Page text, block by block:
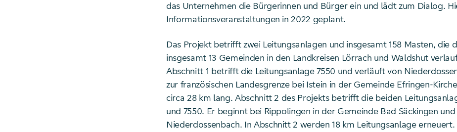
das Unternehmen die Bürgerinnen und Bürger ein und lädt zum Dialog.
Informationsveranstaltungen in 2022 geplant.
Das Projekt betrifft zwei Leitungsanlagen und insgesamt 158 Masten, die
insgesamt 13 Gemeinden in den Landkreisen Lörrach und Waldshut
Abschnitt 1 betrifft die Leitungsanlage 7550 und verläuft von
zur französischen Landesgrenze bei Istein in der Gemeinde Efringen-
circa 28 km lang. Abschnitt 2 des Projekts betrifft die beiden
und 7550. Er beginnt bei Rippolingen in der Gemeinde Bad Säckingen
Niederdossenbach. In Abschnitt 2 werden 18 km Leitungsanlage